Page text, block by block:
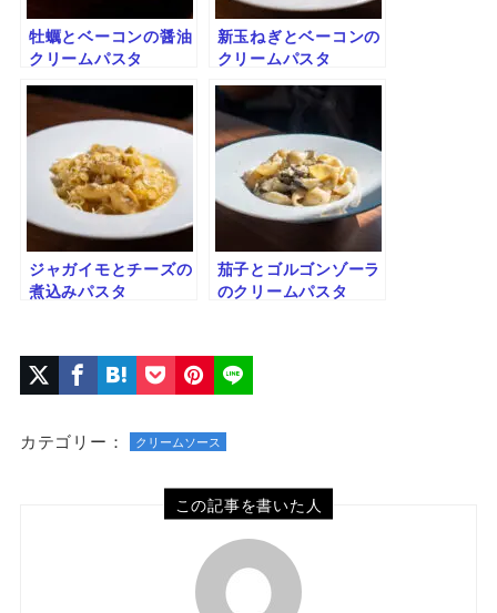
牡蠣とベーコンの醤油
クリームパスタ
新玉ねぎとベーコンの
クリームパスタ
ジャガイモとチーズの
煮込みパスタ
茄子とゴルゴンゾーラ
のクリームパスタ
カテゴリー： クリームソース
この記事を書いた人